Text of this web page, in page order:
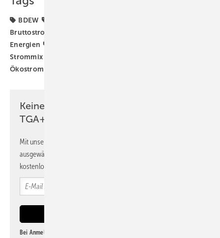
BDEW
Bruttostromverbrauch
Energien
Strommix
Ökostrom
Keine Zeit? Kein Problem mit dem
TGA+E Newsletter!
Mit unserem Newsletter erhalten Sie regelmäßig von uns
ausgewählte Informationen und Neuigkeiten, gebündelt und
kostenlos direkt ins Postfach.
Bei Anmeldung zu diesem Newsletter bin ich damit einverstanden, über